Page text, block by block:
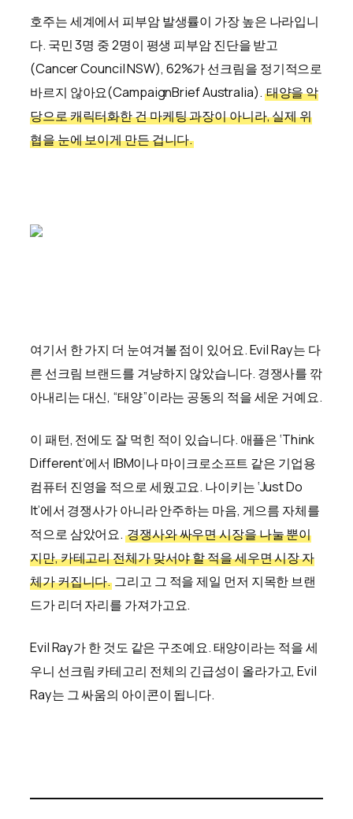
호주는 세계에서 피부암 발생률이 가장 높은 나라입니
다. 국민 3명 중 2명이 평생 피부암 진단을 받고
(Cancer Council NSW), 62%가 선크림을 정기적으로
바르지 않아요(CampaignBrief Australia). 태양을 악
당으로 캐릭터화한 건 마케팅 과장이 아니라, 실제 위
협을 눈에 보이게 만든 겁니다.
여기서 한 가지 더 눈여겨볼 점이 있어요. Evil Ray는 다
른 선크림 브랜드를 겨냥하지 않았습니다. 경쟁사를 깎
아내리는 대신, “태양”이라는 공동의 적을 세운 거예요.
이 패턴, 전에도 잘 먹힌 적이 있습니다. 애플은 ‘Think
Different’에서 IBM이나 마이크로소프트 같은 기업용
컴퓨터 진영을 적으로 세웠고요. 나이키는 ‘Just Do
It’에서 경쟁사가 아니라 안주하는 마음, 게으름 자체를
적으로 삼았어요. 경쟁사와 싸우면 시장을 나눌 뿐이
지만, 카테고리 전체가 맞서야 할 적을 세우면 시장 자
체가 커집니다. 그리고 그 적을 제일 먼저 지목한 브랜
드가 리더 자리를 가져가고요.
Evil Ray가 한 것도 같은 구조예요. 태양이라는 적을 세
우니 선크림 카테고리 전체의 긴급성이 올라가고, Evil
Ray는 그 싸움의 아이콘이 됩니다.